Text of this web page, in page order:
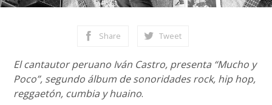
Share Tweet
El cantautor peruano Iván Castro, presenta “Mucho y
Poco”, segundo álbum de sonoridades rock, hip hop,
reggaetón, cumbia y huaino.